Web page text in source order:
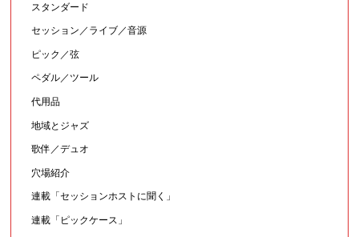
スタンダード
セッション／ライブ／音源
ピック／弦
ペダル／ツール
代用品
地域とジャズ
歌伴／デュオ
穴場紹介
連載「セッションホストに聞く」
連載「ピックケース」